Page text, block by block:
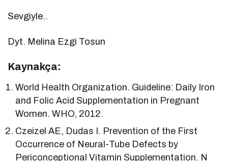
Sevgiyle..
Dyt. Melina Ezgi Tosun
Kaynakça:
World Health Organization. Guideline: Daily Iron
and Folic Acid Supplementation in Pregnant
Women. WHO, 2012.
Czeizel AE, Dudas I. Prevention of the First
Occurrence of Neural-Tube Defects by
Periconceptional Vitamin Supplementation. N